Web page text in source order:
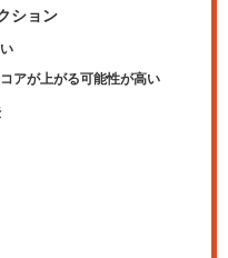
ション
アが上がる可能性が高い